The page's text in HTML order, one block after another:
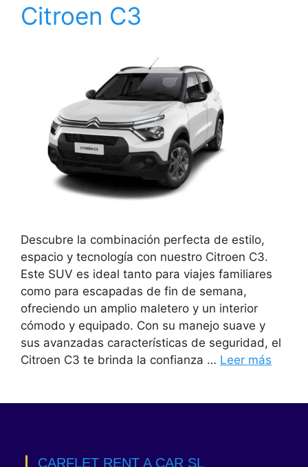
Citroen C3
Descubre la combinación perfecta de estilo,
espacio y tecnología con nuestro Citroen C3.
Este SUV es ideal tanto para viajes familiares
como para escapadas de fin de semana,
ofreciendo un amplio maletero y un interior
cómodo y equipado. Con su manejo suave y
sus avanzadas características de seguridad, el
Citroen C3 te brinda la confianza … Leer más
CARFLET RENT A CAR SL